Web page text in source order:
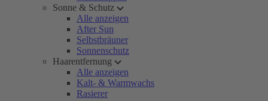
Sonne & Schutz
Alle anzeigen
After Sun
Selbstbräuner
Sonnenschutz
Haarentfernung
Alle anzeigen
Kalt- & Warmwachs
Rasierer